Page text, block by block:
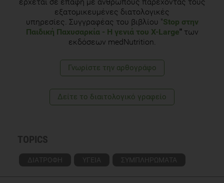
εξατομικευμένες διατολογικές
υπηρεσίες. Συγγραφέας του βιβλίου "Stop στην
Παιδική Παχυσαρκία- Η γενιά του Χ-Large" των
εκδόσεων medNutrition.
Γνωρίστε την αρθογράφο
Δείτε το διαιτολογικό γραφείο
TOPICS
ΔΙΑΤΡΟΦΗ ΥΓΕΙΑ ΣΥΜΠΛΗΡΩΜΑΤΑ